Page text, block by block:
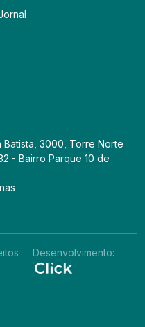
Batista, 3000, Torre Norte
- Bairro Parque 10 de
Desenvolvimento: